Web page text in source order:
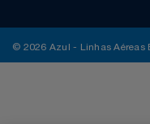
© 2026 Azul - Linhas Aéreas